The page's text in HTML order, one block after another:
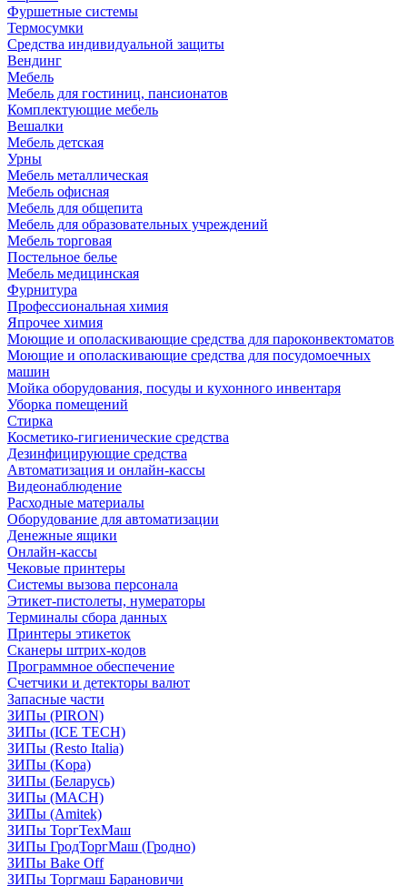
Фуршетные системы
Термосумки
Средства индивидуальной защиты
Вендинг
Мебель
Мебель для гостиниц, пансионатов
Комплектующие мебель
Вешалки
Мебель детская
Урны
Мебель металлическая
Мебель офисная
Мебель для общепита
Мебель для образовательных учреждений
Мебель торговая
Постельное белье
Мебель медицинская
Фурнитура
Профессиональная химия
Япрочее химия
Моющие и ополаскивающие средства для пароконвектоматов
Моющие и ополаскивающие средства для посудомоечных
машин
Мойка оборудования, посуды и кухонного инвентаря
Уборка помещений
Стирка
Косметико-гигиенические средства
Дезинфицирующие средства
Автоматизация и онлайн-кассы
Видеонаблюдение
Расходные материалы
Оборудование для автоматизации
Денежные ящики
Онлайн-кассы
Чековые принтеры
Системы вызова персонала
Этикет-пистолеты, нумераторы
Терминалы сбора данных
Принтеры этикеток
Сканеры штрих-кодов
Программное обеспечение
Счетчики и детекторы валют
Запасные части
ЗИПы (PIRON)
ЗИПы (ICE TECH)
ЗИПы (Resto Italia)
ЗИПы (Kopa)
ЗИПы (Беларусь)
ЗИПы (MACH)
ЗИПы (Amitek)
ЗИПы ТоргТехМаш
ЗИПы ГродТоргМаш (Гродно)
ЗИПы Bake Off
ЗИПы Торгмаш Барановичи